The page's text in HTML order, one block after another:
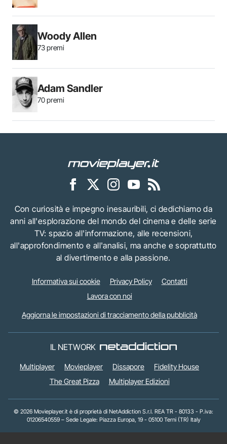
Woody Allen
73 premi
Adam Sandler
70 premi
Con curiosità e impegno inesauribili, ci dedichiamo da
anni all'esplorazione del mondo del cinema e delle serie
TV: spazio all'informazione, alle recensioni,
all'approfondimento e all'analisi, ma anche e soprattutto
al divertimento e alla passione.
Informativa sui cookie Privacy Policy
Contatti
Lavora con noi
Aggiorna le impostazioni di tracciamento della pubblicità
IL NETWORK
Multiplayer Movieplayer Dissapore
Fidelity House
The Great Pizza
Multiplayer Edizioni
© 2026 Movieplayer.it è di proprietà di NetAddiction S.r.l. REA TR - 80133 - P.iva:
01206540559 – Sede Legale: Piazza Europa, 19 - 05100 Terni (TR) Italy